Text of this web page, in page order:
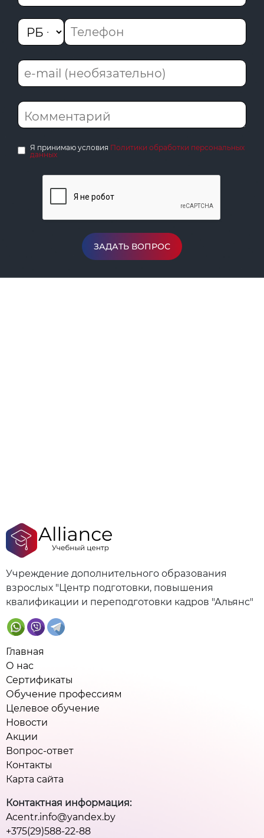
Я принимаю условия Политики обработки персональных
данных
ЗАДАТЬ ВОПРОС
Учреждение дополнительного образования
взрослых "Центр подготовки, повышения
квалификации и переподготовки кадров "Альянс"
Главная
О нас
Сертификаты
Обучение профессиям
Целевое обучение
Новости
Акции
Вопрос-ответ
Контакты
Карта сайта
Контактная информация:
Acentr.info@yandex.by
+375(29)588-22-88